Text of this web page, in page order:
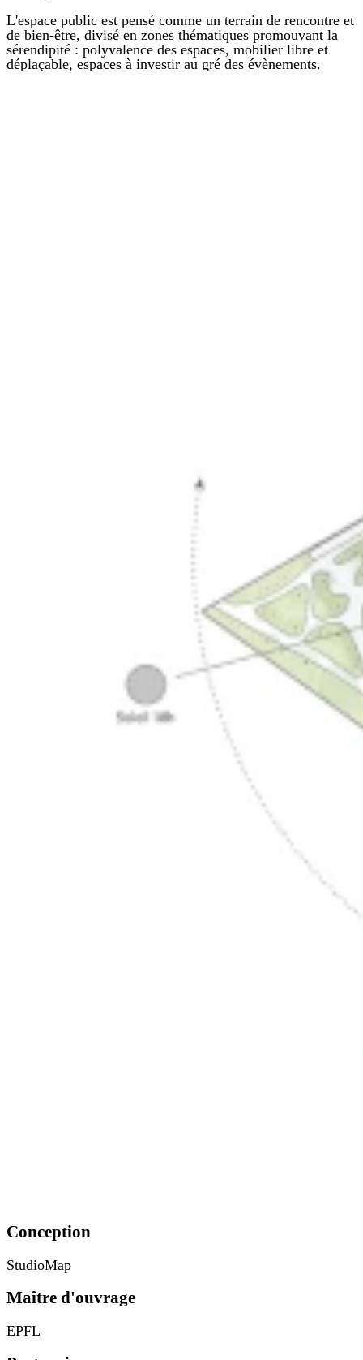
L'espace public est pensé comme un terrain de rencontre et
de bien-être, divisé en zones thématiques promouvant la
sérendipité : polyvalence des espaces, mobilier libre et
déplaçable, espaces à investir au gré des évènements.
Conception
StudioMap
Maître d'ouvrage
EPFL